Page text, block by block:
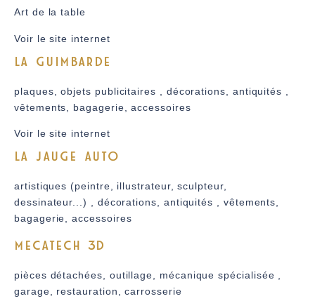
Art de la table
Voir le site internet
LA GUIMBARDE
plaques, objets publicitaires , décorations, antiquités ,
vêtements, bagagerie, accessoires
Voir le site internet
LA JAUGE AUTO
artistiques (peintre, illustrateur, sculpteur,
dessinateur...) , décorations, antiquités , vêtements,
bagagerie, accessoires
MECATECH 3D
pièces détachées, outillage, mécanique spécialisée ,
garage, restauration, carrosserie